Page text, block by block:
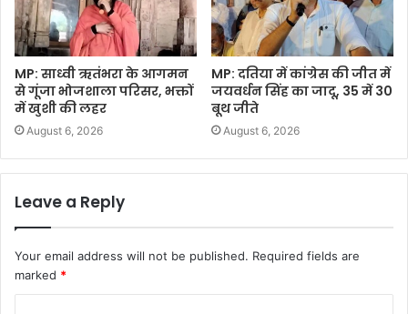
MP: साध्वी ऋतंभरा के आगमन
से गूंजा भोजशाला परिसर, भक्तों
में खुशी की लहर
August 6, 2026
MP: दतिया में कांग्रेस की जीत में
जयवर्धन सिंह का जादू, 35 में 30
बूथ जीते
August 6, 2026
Leave a Reply
Your email address will not be published. Required fields are
marked *